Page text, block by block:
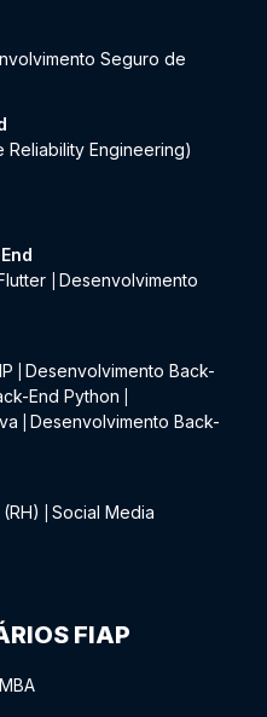
Seguro de
Reliability Engineering)
Desenvolvimento
Desenvolvimento Back-
End Python
Desenvolvimento Back-
Social Media
FIAP
MBA